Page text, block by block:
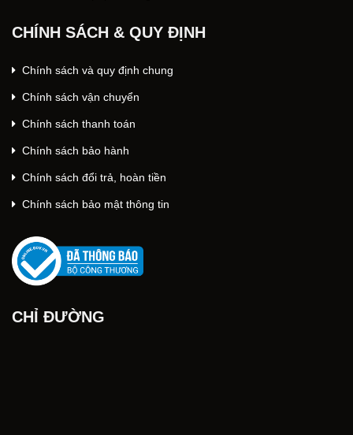
CHÍNH SÁCH & QUY ĐỊNH
Chính sách và quy định chung
Chính sách vận chuyển
Chính sách thanh toán
Chính sách bảo hành
Chính sách đổi trả, hoàn tiền
Chính sách bảo mật thông tin
CHỈ ĐƯỜNG